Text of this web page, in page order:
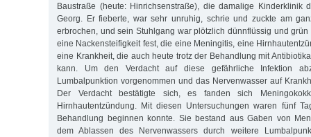
Baustraße (heute: Hinrichsenstraße), die damalige Kinderklinik
Georg. Er fieberte, war sehr unruhig, schrie und zuckte am
erbrochen, und sein Stuhlgang war plötzlich dünnflüssig und grün
eine Nackensteifigkeit fest, die eine Meningitis, eine
eine Krankheit, die auch heute trotz der Behandlung mit
kann. Um den Verdacht auf diese gefährliche Infektion
Lumbalpunktion vorgenommen und das Nervenwasser auf
Der Verdacht bestätigte sich, es fanden sich
Hirnhautentzündung. Mit diesen Untersuchungen waren fünf
Behandlung beginnen konnte. Sie bestand aus Gaben von
dem Ablassen des Nervenwassers durch weitere